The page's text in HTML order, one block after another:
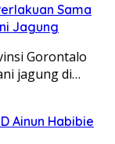
Sama
Jagung
Gorontalo
jagung di…
Ainun Habibie